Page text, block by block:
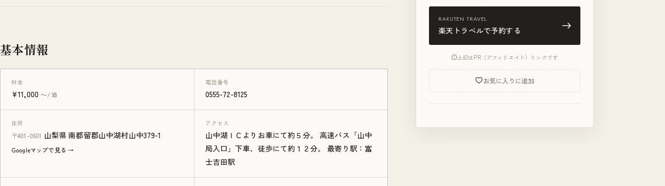
基本情報
料金
¥11,000 〜/泊
電話番号
0555-72-8125
住所
〒401-0501 山梨県 南都留郡山中湖村山中379-1
Googleマップで見る →
アクセス
山中湖ＩＣよりお車にて約５分。 高速バス「山中
局入口」下車、徒歩にて約１２分。 最寄り駅：富
士吉田駅
RAKUTEN TRAVEL
楽天トラベルで予約する
上記はPR（アフィリエイト）リンクです
お気に入りに追加